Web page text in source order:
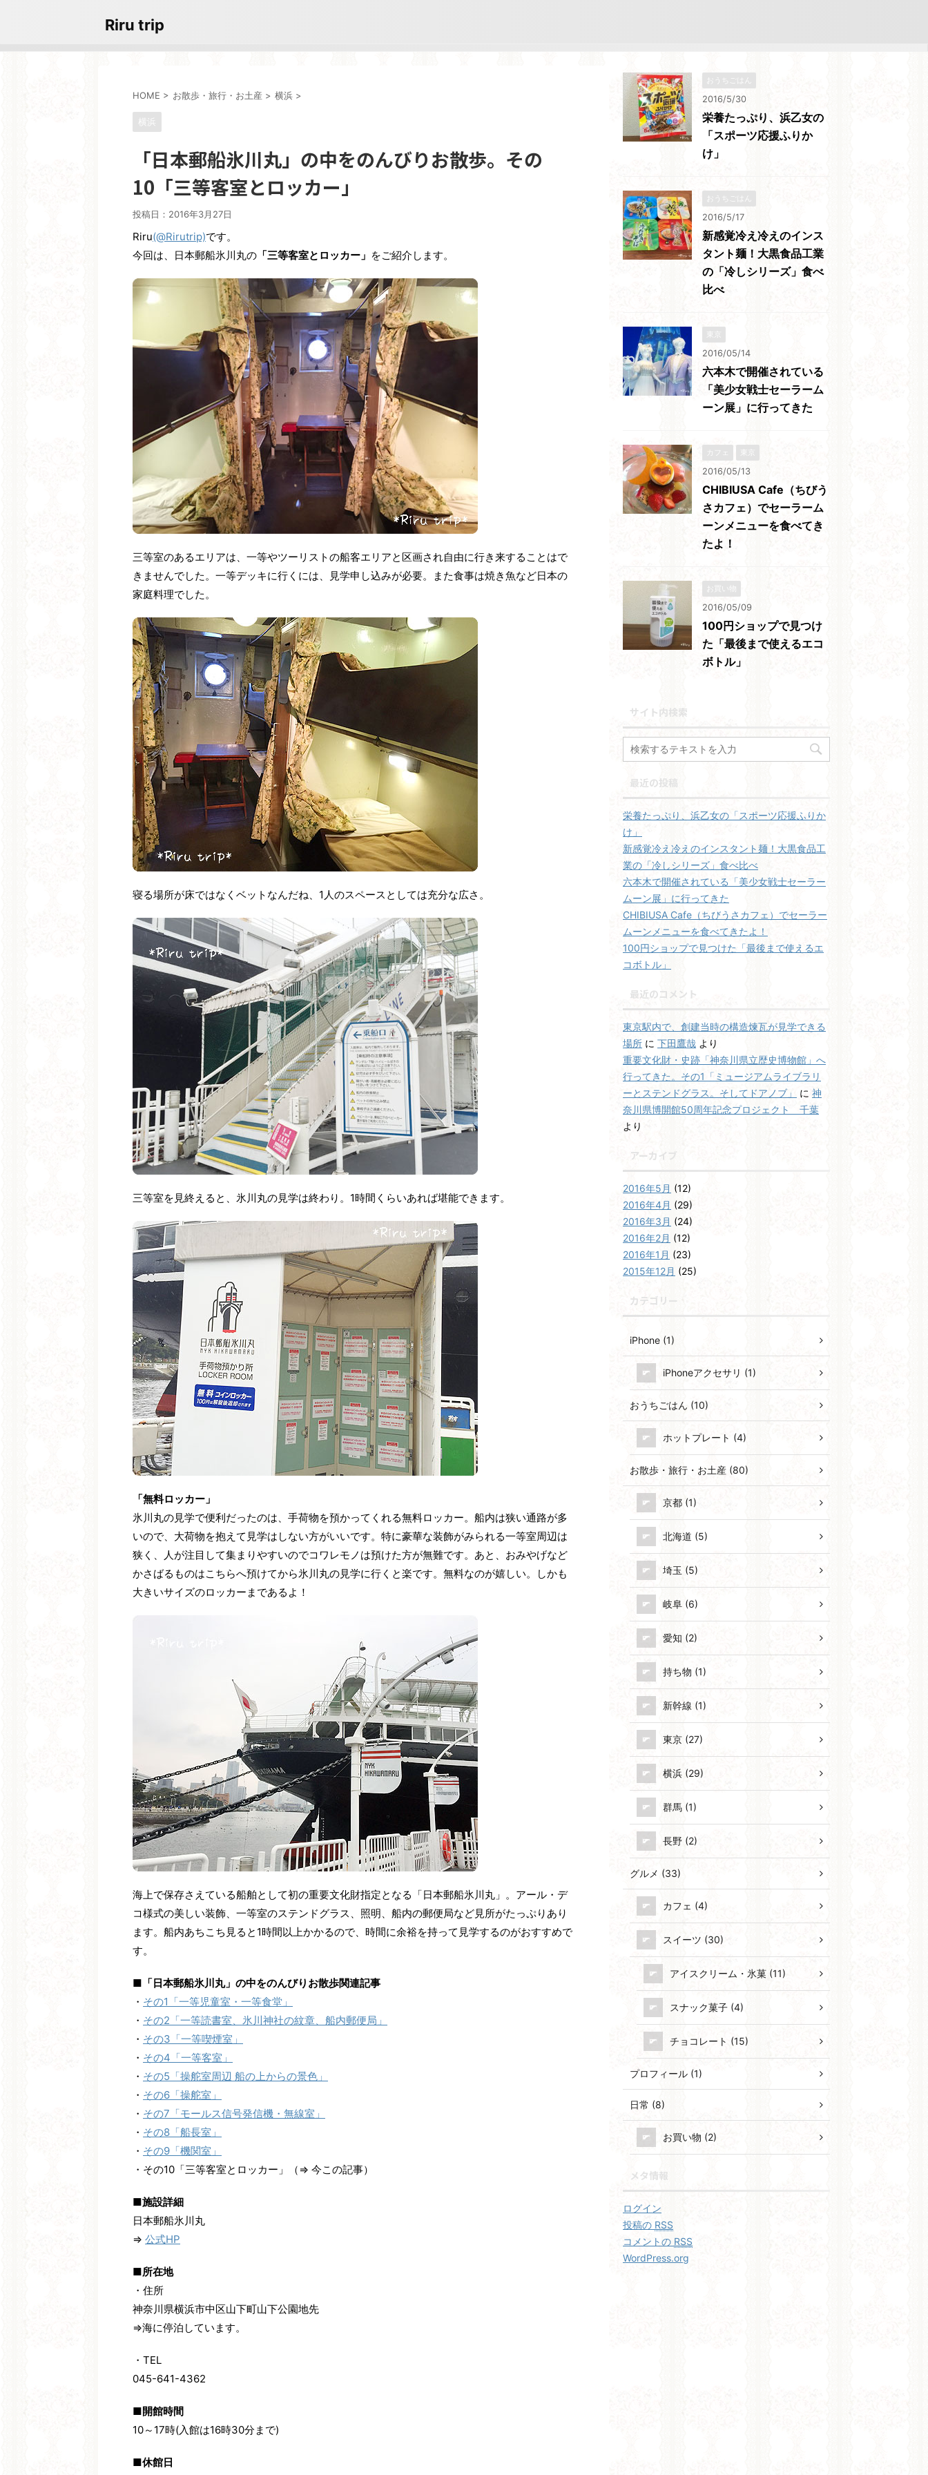
Riru trip
HOME > お散歩・旅行・お土産 > 横浜 >
横浜
「日本郵船氷川丸」の中をのんびりお散歩。その
10「三等客室とロッカー」
投稿日： 2016年3月27日
Riru(@Rirutrip)です。
今回は、日本郵船氷川丸の 「三等客室とロッカー」 をご紹介します。
三等室のあるエリアは、一等やツーリストの船客エリアと区画され自由に行き来することはで
きませんでした。一等デッキに行くには、見学申し込みが必要。また食事は焼き魚など日本の
家庭料理でした。
寝る場所が床ではなくベットなんだね、1人のスペースとしては充分な広さ。
三等室を見終えると、氷川丸の見学は終わり。1時間くらいあれば堪能できます。
「無料ロッカー」
氷川丸の見学で便利だったのは、手荷物を預かってくれる無料ロッカー。船内は狭い通路が多
いので、大荷物を抱えて見学はしない方がいいです。特に豪華な装飾がみられる一等室周辺は
狭く、人が注目して集まりやすいのでコワレモノは預けた方が無難です。あと、おみやげなど
かさばるものはこちらへ預けてから氷川丸の見学に行くと楽です。無料なのが嬉しい。しかも
大きいサイズのロッカーまであるよ！
海上で保存さえている船舶として初の重要文化財指定となる「日本郵船氷川丸」。アール・デ
コ様式の美しい装飾、一等室のステンドグラス、照明、船内の郵便局など見所がたっぷりあり
ます。船内あちこち見ると1時間以上かかるので、時間に余裕を持って見学するのがおすすめで
す。
■「日本郵船氷川丸」の中をのんびりお散歩関連記事
・ その1「一等児童室・一等食堂」
・ その2「一等読書室、氷川神社の紋章、船内郵便局」
・ その3「一等喫煙室」
・ その4「一等客室」
・ その5「操舵室周辺 船の上からの景色」
・ その6「操舵室」
・ その7「モールス信号発信機・無線室」
・ その8「船長室」
・ その9「機関室」
・その10「三等客室とロッカー」（⇒ 今この記事）
■施設詳細
日本郵船氷川丸
⇒ 公式HP
■所在地
・住所
神奈川県横浜市中区山下町山下公園地先
⇒海に停泊しています。
・TEL
045-641-4362
■開館時間
10～17時(入館は16時30分まで)
■休館日
おうちごはん
2016/5/30
栄養たっぷり、浜乙女の
「スポーツ応援ふりか
け」
おうちごはん
2016/5/17
新感覚冷え冷えのインス
タント麺！大黒食品工業
の「冷しシリーズ」食べ
比べ
東京
2016/05/14
六本木で開催されている
「美少女戦士セーラーム
ーン展」に行ってきた
カフェ 東京
2016/05/13
CHIBIUSA Cafe（ちびう
さカフェ）でセーラーム
ーンメニューを食べてき
たよ！
お買い物
2016/05/09
100円ショップで見つけ
た「最後まで使えるエコ
ボトル」
サイト内検索
最近の投稿
栄養たっぷり、浜乙女の「スポーツ応援ふりか
け」
新感覚冷え冷えのインスタント麺！大黒食品工
業の「冷しシリーズ」食べ比べ
六本木で開催されている「美少女戦士セーラー
ムーン展」に行ってきた
CHIBIUSA Cafe（ちびうさカフェ）でセーラー
ムーンメニューを食べてきたよ！
100円ショップで見つけた「最後まで使えるエ
コボトル」
最近のコメント
東京駅内で、創建当時の構造煉瓦が見学できる
場所 に 下田鷹哉 より
重要文化財・史跡「神奈川県立歴史博物館」へ
行ってきた。その1「ミュージアムライブラリ
ーとステンドグラス。そしてドアノブ」
に 神
奈川県博開館50周年記念プロジェクト 千葉
より
アーカイブ
2016年5月 (12)
2016年4月 (29)
2016年3月 (24)
2016年2月 (12)
2016年1月 (23)
2015年12月 (25)
カテゴリー
iPhone (1)
iPhoneアクセサリ (1)
おうちごはん (10)
ホットプレート (4)
お散歩・旅行・お土産 (80)
京都 (1)
北海道 (5)
埼玉 (5)
岐阜 (6)
愛知 (2)
持ち物 (1)
新幹線 (1)
東京 (27)
横浜 (29)
群馬 (1)
長野 (2)
グルメ (33)
カフェ (4)
スイーツ (30)
アイスクリーム・氷菓 (11)
スナック菓子 (4)
チョコレート (15)
プロフィール (1)
日常 (8)
お買い物 (2)
メタ情報
ログイン
投稿の RSS
コメントの RSS
WordPress.org